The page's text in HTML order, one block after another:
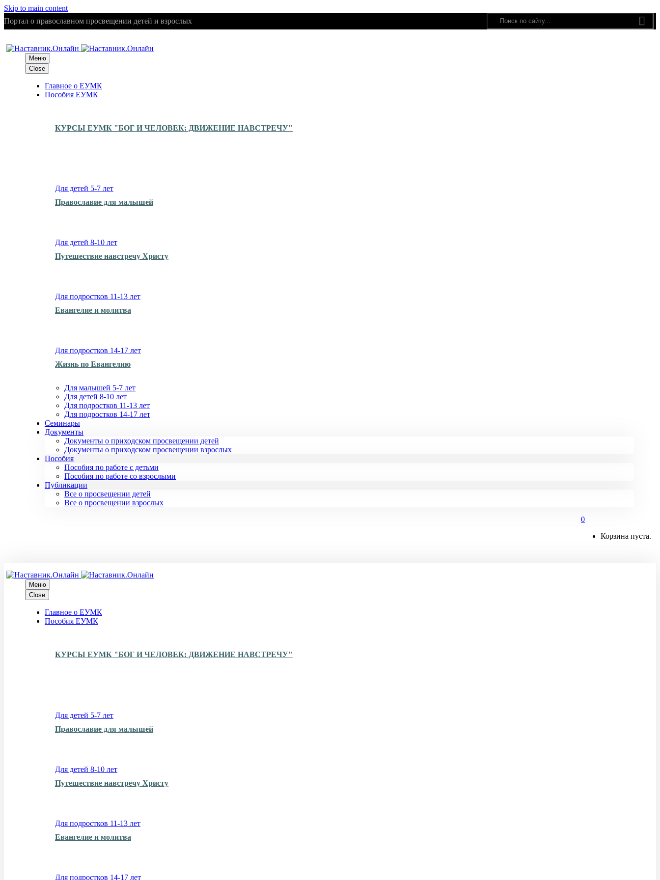
Skip to main content
Портал о православном просвещении детей и взрослых
Меню
Close
Главное о ЕУМК
Пособия ЕУМК
КУРСЫ ЕУМК "БОГ И ЧЕЛОВЕК: ДВИЖЕНИЕ НАВСТРЕЧУ"
Для детей 5-7 лет
Православие для малышей
Для детей 8-10 лет
Путешествие навстречу Христу
Для подростков 11-13 лет
Евангелие и молитва
Для подростков 14-17 лет
Жизнь по Евангелию
Для малышей 5-7 лет
Для детей 8-10 лет
Для подростков 11-13 лет
Для подростков 14-17 лет
Семинары
Документы
Документы о приходском просвещении детей
Документы о приходском просвещении взрослых
Пособия
Пособия по работе с детьми
Пособия по работе со взрослыми
Публикации
Все о просвещении детей
Все о просвещении взрослых
0
Корзина пуста.
Меню
Close
Главное о ЕУМК
Пособия ЕУМК
КУРСЫ ЕУМК "БОГ И ЧЕЛОВЕК: ДВИЖЕНИЕ НАВСТРЕЧУ"
Для детей 5-7 лет
Православие для малышей
Для детей 8-10 лет
Путешествие навстречу Христу
Для подростков 11-13 лет
Евангелие и молитва
Для подростков 14-17 лет